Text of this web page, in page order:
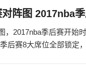
阵图 2017nba
，2017nba季后赛开始
后赛8大席位全部锁定